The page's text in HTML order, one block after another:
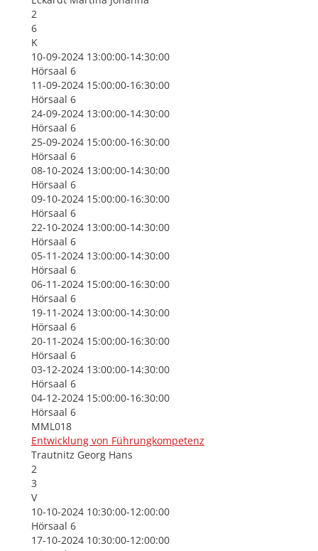
2
6
K
10-09-2024 13:00:00-14:30:00
Hörsaal 6
11-09-2024 15:00:00-16:30:00
Hörsaal 6
24-09-2024 13:00:00-14:30:00
Hörsaal 6
25-09-2024 15:00:00-16:30:00
Hörsaal 6
08-10-2024 13:00:00-14:30:00
Hörsaal 6
09-10-2024 15:00:00-16:30:00
Hörsaal 6
22-10-2024 13:00:00-14:30:00
Hörsaal 6
05-11-2024 13:00:00-14:30:00
Hörsaal 6
06-11-2024 15:00:00-16:30:00
Hörsaal 6
19-11-2024 13:00:00-14:30:00
Hörsaal 6
20-11-2024 15:00:00-16:30:00
Hörsaal 6
03-12-2024 13:00:00-14:30:00
Hörsaal 6
04-12-2024 15:00:00-16:30:00
Hörsaal 6
MML018
Entwicklung von Führungkompetenz
Trautnitz Georg Hans
2
3
V
10-10-2024 10:30:00-12:00:00
Hörsaal 6
17-10-2024 10:30:00-12:00:00